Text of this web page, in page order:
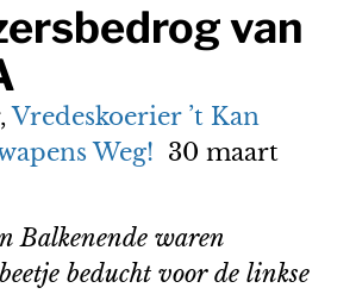
van
Vredeskoerier ’t Kan
Weg! 30 maart
Balkenende waren
beducht voor de linkse